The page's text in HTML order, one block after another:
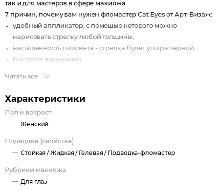
так и для мастеров в сфере макияжа.
7 причин, почему вам нужен фломастер Cat Eyes от Арт-Визаж:
удобный аппликатор, с помощью которого можно
нарисовать стрелку любой толщины;
насыщенность пигмента - стрелка будет ультра черной;
быстрота высыхания;
держится хорошо - не трескается, не морщит кожу, не
создает ощущения тяжести век.
Такая декоративная косметика несомненно придется вам по
душе.
Читать все
Характеристики
Пол и возраст
Женский
Подводка (свойства)
Стойкая /Жидкая / Гелевая / Подводка-фломастер
Рубрики макияжа
Для глаз